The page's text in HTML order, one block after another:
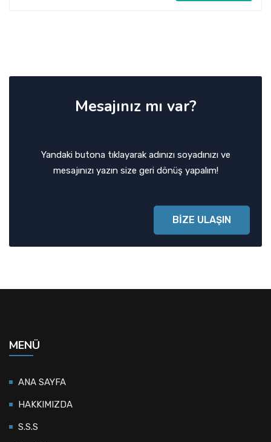
Mesajınız mı var?
Yandaki butona tıklayarak adınızı soyadınızı ve
mesajınızı yazın size geri dönüş yapalım!
BİZE ULAŞIN
MENÜ
ANA SAYFA
HAKKIMIZDA
S.S.S